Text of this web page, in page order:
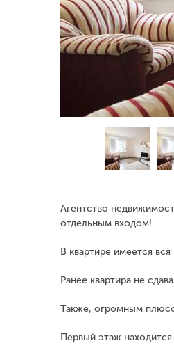
Агентство
отдельным входом!
В квартире имеется
Ранее квартира не
Также, огромным
Первый этаж